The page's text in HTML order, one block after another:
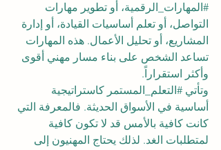
#المهارات_الرقمية، أو تطوير مهارات
التواصل، أو تعلم أساسيات القيادة، أو إدارة
المشاريع، أو تحليل الأعمال. هذه المهارات
تساعد الشخص على بناء مسار مهني أقوى
وأكثر استقراراً.
وتأتي #التعلم_المستمر كاستراتيجية
أساسية في الأسواق الحديثة. فالمعرفة التي
كانت كافية بالأمس قد لا تكون كافية
لمتطلبات الغد. لذلك يحتاج المهنيون إلى